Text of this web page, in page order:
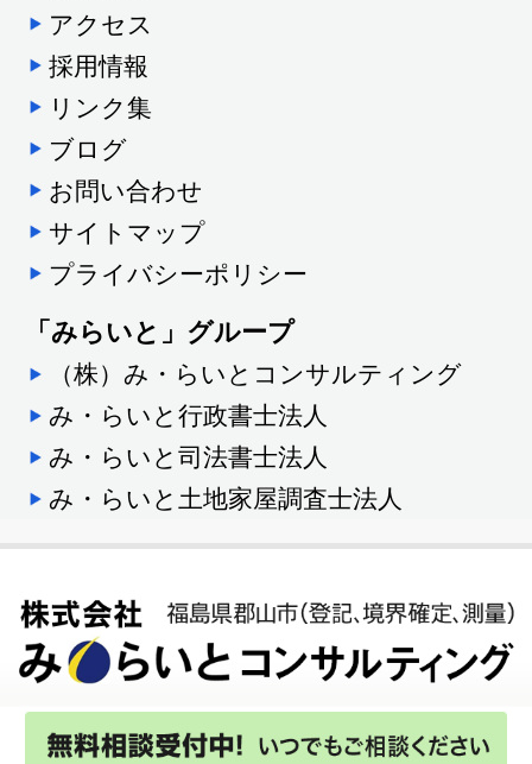
アクセス
採用情報
リンク集
ブログ
お問い合わせ
サイトマップ
プライバシーポリシー
「みらいと」グループ
（株）み・らいとコンサルティング
み・らいと行政書士法人
み・らいと司法書士法人
み・らいと土地家屋調査士法人